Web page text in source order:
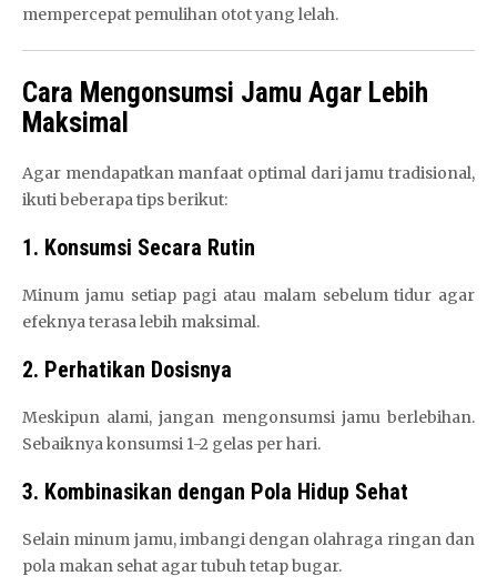
mempercepat pemulihan otot yang lelah.
Cara Mengonsumsi Jamu Agar Lebih
Maksimal
Agar mendapatkan manfaat optimal dari jamu tradisional,
ikuti beberapa tips berikut:
1. Konsumsi Secara Rutin
Minum jamu setiap pagi atau malam sebelum tidur agar
efeknya terasa lebih maksimal.
2. Perhatikan Dosisnya
Meskipun alami, jangan mengonsumsi jamu berlebihan.
Sebaiknya konsumsi 1-2 gelas per hari.
3. Kombinasikan dengan Pola Hidup Sehat
Selain minum jamu, imbangi dengan olahraga ringan dan
pola makan sehat agar tubuh tetap bugar.